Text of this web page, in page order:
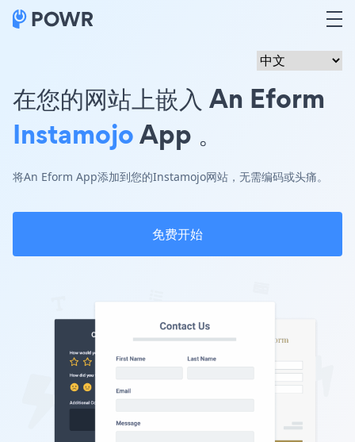
在您的网站上嵌入 An Eform
InstamojoApp 。
将An Eform App添加到您的Instamojo网站，无需编码或头痛。
免费开始